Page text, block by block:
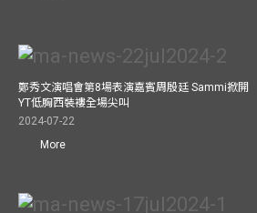
鄭秀文演唱會第8場表演嘉賓周殷廷 Sammi掀開
YT低胸西裝褸全場尖叫
2024-07-22
More